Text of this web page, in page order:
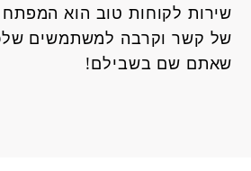
שירות לקוחות טוב הוא
של קשר וקרבה למשתמשים
שאתם שם בשבילם!